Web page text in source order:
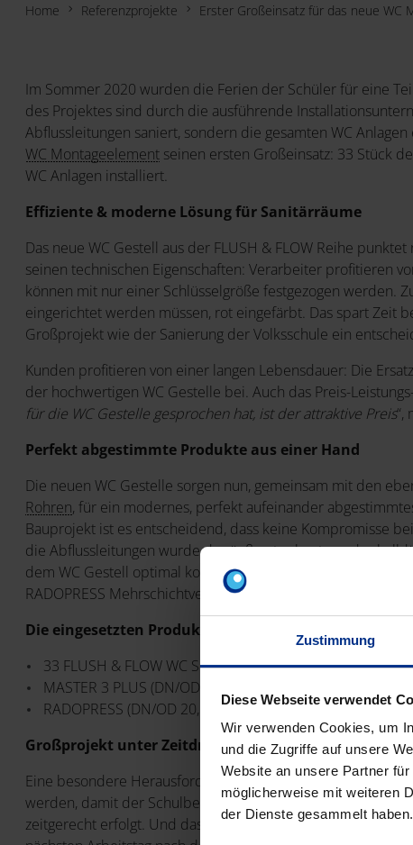
Zustimmung
Diese Webseite verwendet
Wir verwenden Cookies, um
und die Zugriffe auf unsere
Website an unsere Partner
möglicherweise mit weiteren
der Dienste gesammelt haben.
Home Referenzprojekte Erster Großeinsatz für das neue WC
Im Sommer 2020 wurden die Ferien der Schüler für eine
des Projektes sind durch die ausführende
Abflussleitungen saniert, sondern die gesamten WC
WC Montageelement seinen ersten Großeinsatz: 33 Stück
WC Anlagen installiert.
Effiziente & moderne Lösung für Sanitärräume
Das neue WC Gestell aus der FLUSH & FLOW Reihe
seinen technischen Eigenschaften: Verarbeiter profitieren
können mit nur einer Schlüsselgröße festgezogen werden.
eingerichtet werden müssen, rot eingefärbt. Das spart Zeit
Großprojekt wie der Sanierung der Volksschule ein
Kunden profitieren von einer langen Lebensdauer: Die
der hochwertigen WC Gestelle bei. Auch das Preis-
für die WC Gestelle gesprochen hat, ist der attraktive Preis“,
Perfekt abgestimmte Produkte aus einer Hand
Die neuen WC Gestelle sorgen nun, gemeinsam mit den
Rohren, für ein modernes, perfekt aufeinander
Bauprojekt ist es entscheidend, dass keine Kompromisse
die Abflussleitungen wurde das äußerst robuste und
dem WC Gestell optimal kombiniert werden kann und zur
RADOPRESS Mehrschichtverbundrohr-System für eine
Die eingesetzten Produkte im Überblick:
33 FLUSH & FLOW WC Sets
MASTER 3 PLUS (DN/OD 50, 110 und 160,
RADOPRESS (DN/OD 20, 26 und 32)
Großprojekt unter Zeitdruck
Eine besondere Herausforderung bei dem Projekt: Der
werden, damit der Schulbetrieb nicht gestört wird. Da ist
zeitgerecht erfolgt. Und das war dank der Hochbau-Logistik